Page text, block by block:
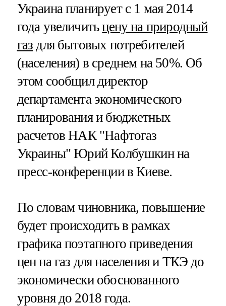
Украина планирует с 1 мая 2014
года увеличитьцену на природный
газ для бытовых потребителей
(населения) в среднем на 50%. Об
этом сообщил директор
департамента экономического
планирования и бюджетных
расчетов НАК "Нафтогаз
Украины" Юрий Колбушкин на
пресс-конференции в Киеве.
По словам чиновника, повышение
будет происходить в рамках
графика поэтапного приведения
цен на газ для населения и ТКЭ до
экономически обоснованного
уровня до 2018 года.